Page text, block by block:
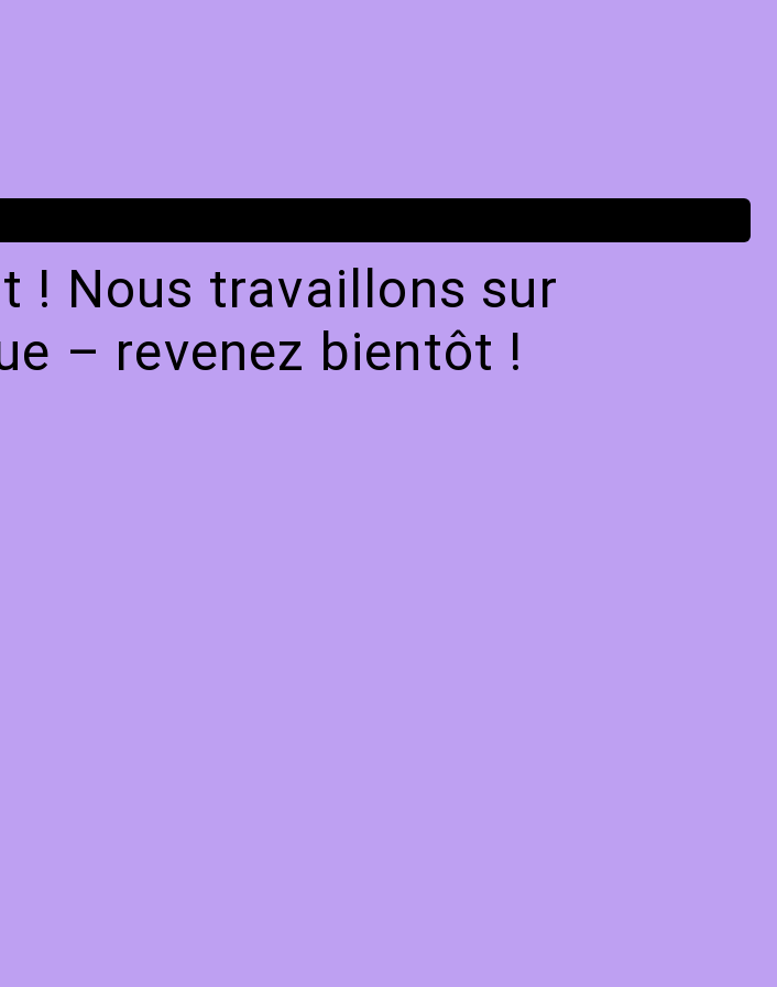
! Nous travaillons sur
– revenez bientôt !